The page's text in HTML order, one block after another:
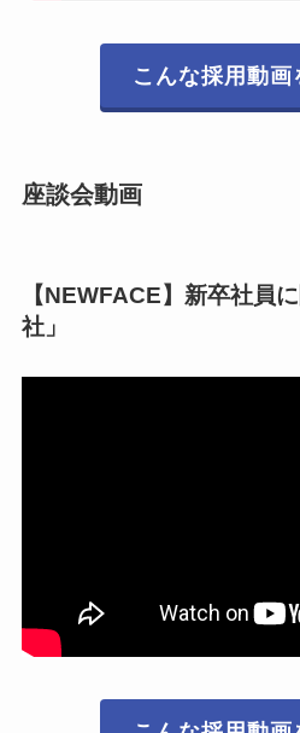
こんな採用動画
座談会動画
【NEWFACE】新卒社員
社」